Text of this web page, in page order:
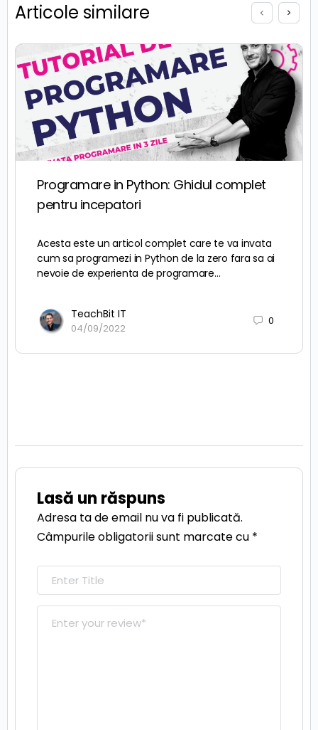
Articole similare
Programare in Python: Ghidul complet
pentru incepatori
Acesta este un articol complet care te va invata
cum sa programezi in Python de la zero fara sa ai
nevoie de experienta de programare…
TeachBit IT
04/09/2022
0
Lasă un răspuns
Adresa ta de email nu va fi publicată.
Câmpurile obligatorii sunt marcate cu *